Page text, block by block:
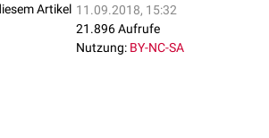
Artikel 11.09.2018, 15:32
21.896 Aufrufe
Nutzung: BY-NC-SA